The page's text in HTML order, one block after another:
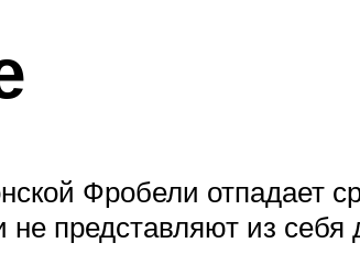
Фробели отпадает
представляют из себя